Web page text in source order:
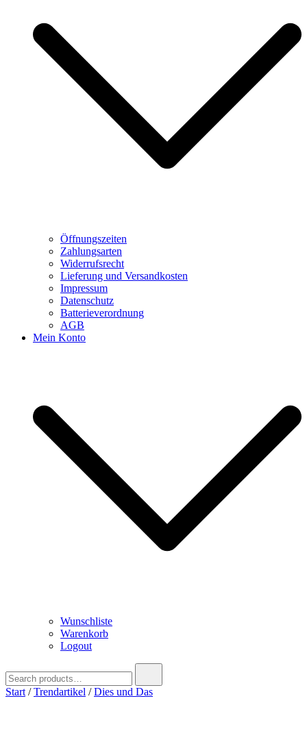
Öffnungszeiten
Zahlungsarten
Widerrufsrecht
Lieferung und Versandkosten
Impressum
Datenschutz
Batterieverordnung
AGB
Mein Konto
Wunschliste
Warenkorb
Logout
for:
Start /Trendartikel /Dies und Das